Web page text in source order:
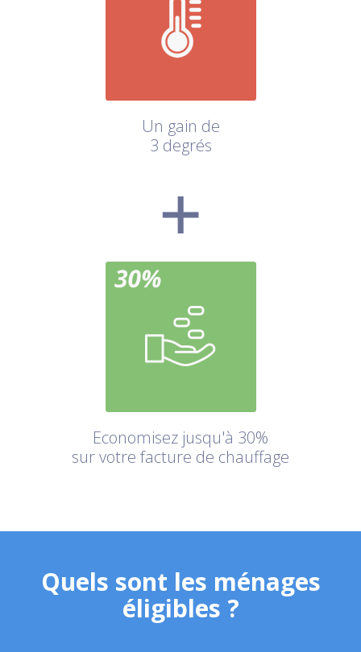
Un gain de
3 degrés
Economisez jusqu'à 30%
sur votre facture de chauffage
Quels sont les ménages
éligibles ?